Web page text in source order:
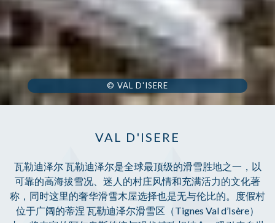
© VAL D'ISERE
VAL D'ISERE
瓦勒迪泽尔 瓦勒迪泽尔是全球最顶级的滑雪胜地之一，以
可靠的高海拔雪况、迷人的村庄风情和充满活力的文化著
称，同时这里的奢华滑雪木屋选择也是无与伦比的。度假村
位于广阔的蒂涅 瓦勒迪泽尔滑雪区（Tignes Val d’Isère）